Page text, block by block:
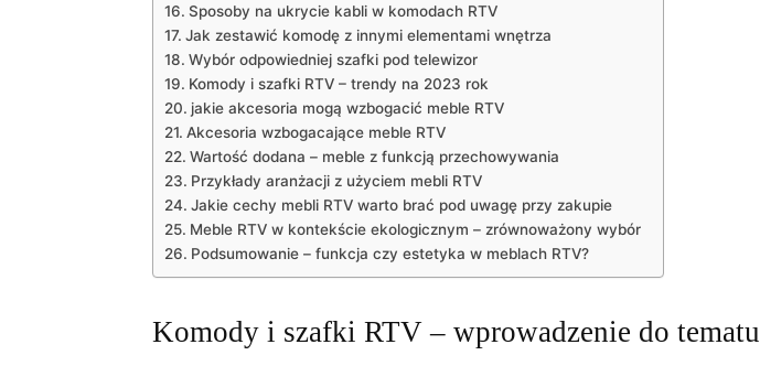
Sposoby na ukrycie kabli w komodach RTV
Jak zestawić komodę z innymi elementami wnętrza
Wybór odpowiedniej szafki pod telewizor
Komody i szafki RTV – trendy na 2023 rok
jakie akcesoria mogą wzbogacić meble RTV
Akcesoria wzbogacające meble RTV
Wartość dodana – meble z funkcją przechowywania
Przykłady aranżacji z użyciem mebli RTV
Jakie cechy mebli RTV warto brać pod uwagę przy zakupie
Meble RTV w kontekście ekologicznym – zrównoważony wybór
Podsumowanie – funkcja czy estetyka w meblach RTV?
Komody i szafki RTV – wprowadzenie do tematu